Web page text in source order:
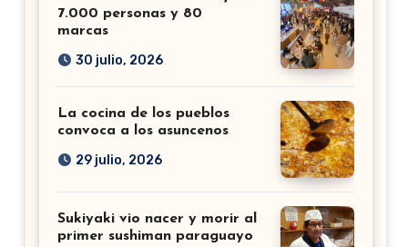
7.000 personas y 80
marcas
30 julio, 2026
La cocina de los pueblos
convoca a los asuncenos
29 julio, 2026
Sukiyaki vio nacer y morir al
primer sushiman paraguayo